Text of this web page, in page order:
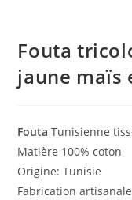
Fouta
jaune maïs
Fouta Tunisienne
Matière 100% coton
Origine: Tunisie
Fabrication artisanale